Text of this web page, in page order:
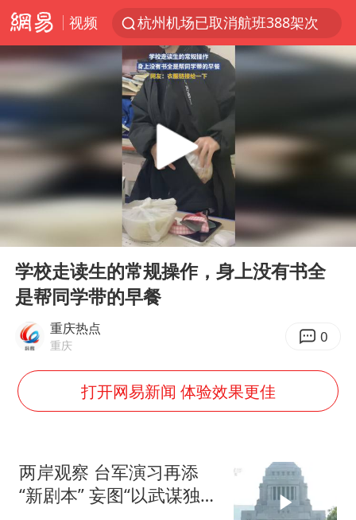
视频
杭州机场已取消航班388架次
浙江省委书记：该停下的坚决停下来
白海豚北上或致京津冀暴雨
新疆一婚礼线上邀请引热议
世界第1特鲁姆普斯诺克中国赛一轮游
韩军前线部队连曝丑闻
云南一男子胃中取出180颗铁钉
以军士兵把枪口对准中国记者
奋力开创中国式现代化建设新局面
Play
00:00 00:24
学校走读生的常规操作，身上没有书全
是帮同学带的早餐
重庆热点
重庆 0
打开网易新闻 体验效果更佳
两岸观察 台军演习再添
“新剧本” 妄图“以武谋独”